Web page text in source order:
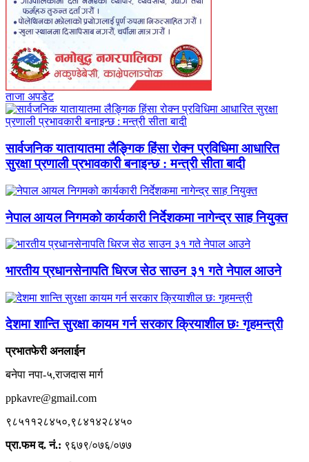
ताजा अपडेट
सार्वजनिक यातायातमा लैङ्गिक हिंसा रोक्न प्रविधिमा आधारित
सुरक्षा प्रणाली प्रभावकारी बनाइन्छ : मन्त्री सीता बादी
नेपाल आयल निगमको कार्यकारी निर्देशकमा नागेन्द्र साह नियुक्त
भारतीय प्रधानसेनापति धिरज सेठ साउन ३१ गते नेपाल आउने
देशमा शान्ति सुरक्षा कायम गर्न सरकार क्रियाशील छः गृहमन्त्री
प्रभातफेरी अनलाईन
बनेपा नपा-५,राजदास मार्ग
ppkavre@gmail.com
९८५११२८४५०,९८४१४२८४५०
प्रा.फम द. नं.: ९६७९/०७६/०७७